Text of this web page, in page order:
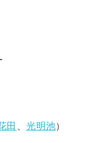
田 、光明池）